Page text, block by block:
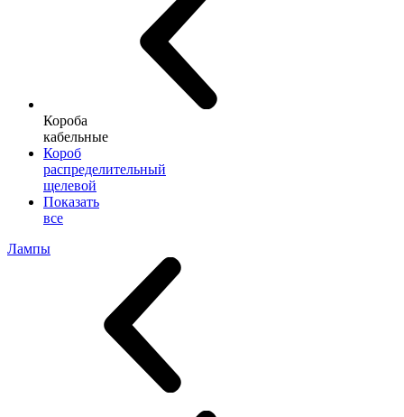
Короба
кабельные
Короб
распределительный
щелевой
Показать
все
Лампы